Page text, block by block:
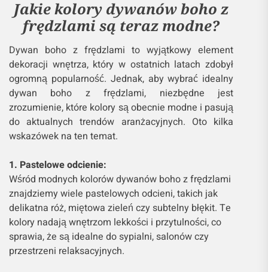
Jakie kolory dywanów boho z
frędzlami są teraz modne?
Dywan boho z frędzlami to wyjątkowy element
dekoracji wnętrza, który w ostatnich latach zdobył
ogromną popularność. Jednak, aby wybrać idealny
dywan boho z frędzlami, niezbędne jest
zrozumienie, które kolory są obecnie modne i pasują
do aktualnych trendów aranżacyjnych. Oto kilka
wskazówek na ten temat.
1. Pastelowe odcienie:
Wśród modnych kolorów dywanów boho z frędzlami
znajdziemy wiele pastelowych odcieni, takich jak
delikatna róż, miętowa zieleń czy subtelny błękit. Te
kolory nadają wnętrzom lekkości i przytulności, co
sprawia, że są idealne do sypialni, salonów czy
przestrzeni relaksacyjnych.